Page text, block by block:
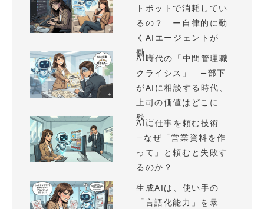
トボットで消耗してい
るの？ ー自律的に動
くAIエージェントが
働...
AI時代の「中間管理職
クライシス」 —部下
がAIに相談する時代、
上司の価値はどこに
残...
AIに仕事を頼む技術
—なぜ「営業資料を作
って」と頼むと失敗す
るのか？
生成AIは、使い手の
「言語化能力」を暴